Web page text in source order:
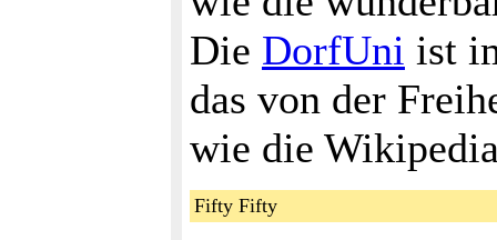
Die DorfUni ist
das von der
wie die
Fifty Fifty